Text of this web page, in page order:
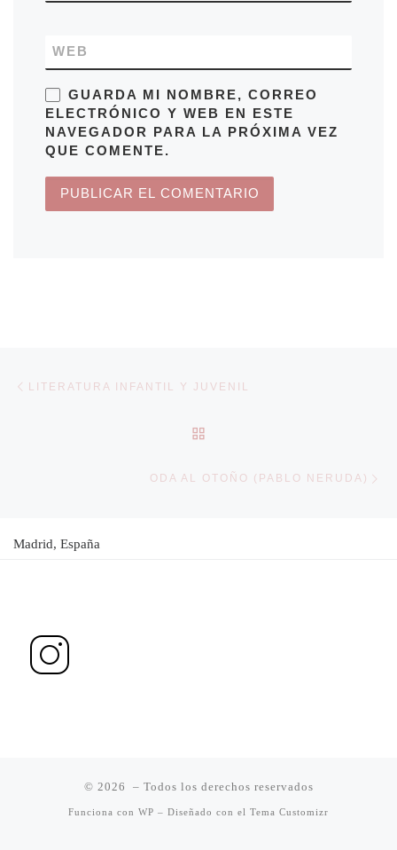
WEB
GUARDA MI NOMBRE, CORREO
ELECTRÓNICO Y WEB EN ESTE
NAVEGADOR PARA LA PRÓXIMA VEZ
QUE COMENTE.
LITERATURA INFANTIL Y JUVENIL
ODA AL OTOÑO (PABLO NERUDA)
Madrid, España
© 2026 – Todos los derechos reservados
Funciona con WP – Diseñado con el Tema Customizr